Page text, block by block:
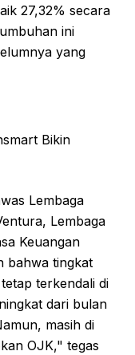
27,32% secara
ini
yang
Bikin
Lembaga
Lembaga
Keuangan
bahwa tingkat
terkendali di
dari bulan
masih di
OJK," tegas